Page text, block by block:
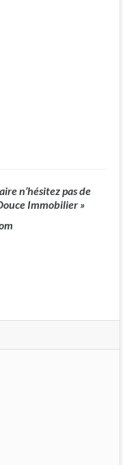
n’hésitez pas de
Immobilier »